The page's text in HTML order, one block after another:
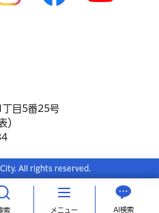
索 メニュー AI検索
目5番25号
）
All rights reserved.